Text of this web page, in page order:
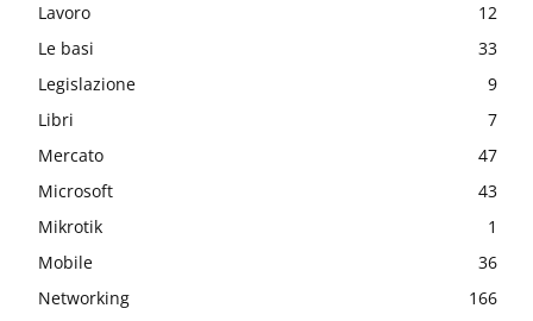
Lavoro
12
Le basi
33
Legislazione
9
Libri
7
Mercato
47
Microsoft
43
Mikrotik
1
Mobile
36
Networking
166